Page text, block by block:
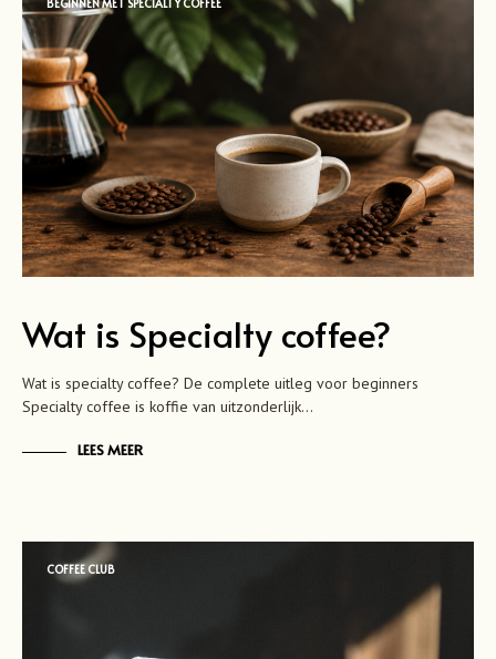
BEGINNEN MET SPECIALTY COFFEE
Wat is Specialty coffee?
Wat is specialty coffee? De complete uitleg voor beginners
Specialty coffee is koffie van uitzonderlijk…
LEES MEER
COFFEE CLUB